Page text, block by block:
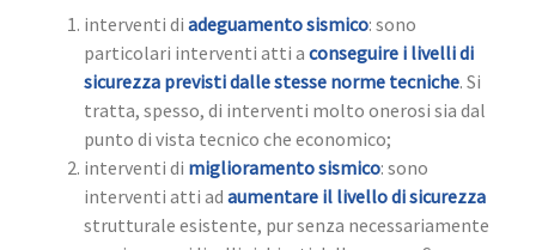
interventi di adeguamento sismico: sono
particolari interventi atti a conseguire i livelli di
sicurezza previsti dalle stesse norme tecniche. Si
tratta, spesso, di interventi molto onerosi sia dal
punto di vista tecnico che economico;
interventi di miglioramento sismico: sono
interventi atti ad aumentare il livello di sicurezza
strutturale esistente, pur senza necessariamente